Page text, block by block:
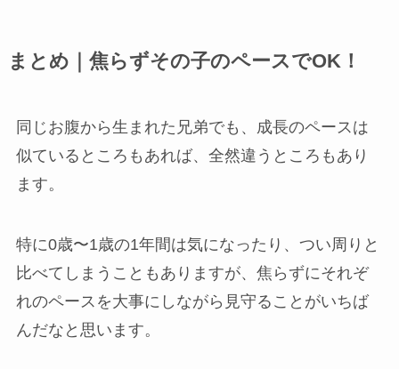
まとめ｜焦らずその子のペースでOK！
同じお腹から生まれた兄弟でも、成長のペースは
似ているところもあれば、全然違うところもあり
ます。
特に0歳〜1歳の1年間は気になったり、つい周りと
比べてしまうこともありますが、焦らずにそれぞ
れのペースを大事にしながら見守ることがいちば
んだなと思います。